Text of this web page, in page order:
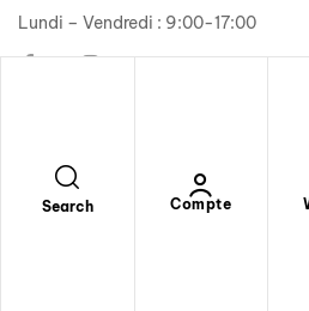
Search Compte
Lundi – Vendredi : 9:00-17:00
Copyright © 2026 Groupe Illusions
réservés.
Mentions légales